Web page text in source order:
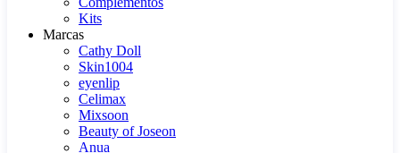
Kits
Marcas
Cathy Doll
Skin1004
eyenlip
Celimax
Mixsoon
Beauty of Joseon
Anua